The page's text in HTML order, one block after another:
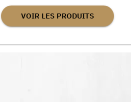
VOIR LES PRODUITS